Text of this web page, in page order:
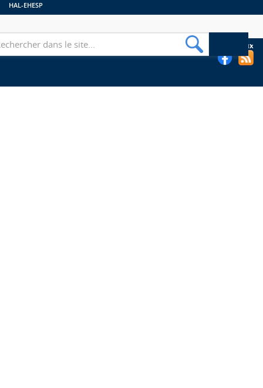
HAL-EHESP
Suivez les bibliothèques de l'EHESP sur les réseaux sociaux